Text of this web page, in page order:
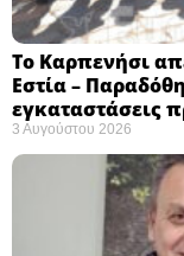
Το Καρπενήσι
Εστία –
εγκαταστάσεις
3 Αυγούστου 2026